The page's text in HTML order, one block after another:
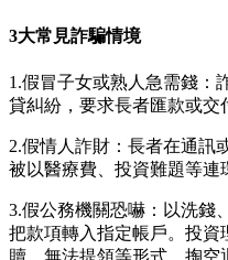
3大常見詐騙情境
1.假冒子女或熟人急需錢：
貸糾紛，要求長者匯款或交
2.假情人詐財：長者在通訊
被以醫療費、投資難題等連
3.假公務機關恐嚇：以洗錢
把款項轉入指定帳戶。投資